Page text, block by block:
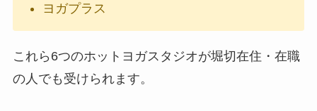
ヨガプラス
これら6つのホットヨガスタジオが堀切在住・在職
の人でも受けられます。